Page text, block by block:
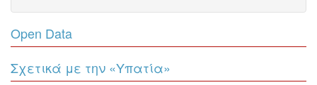
Open Data
Σχετικά με την «Υπατία»